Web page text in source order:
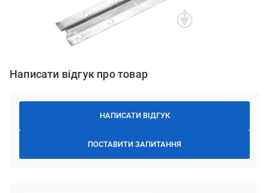
Написати відгук про товар
НАПИСАТИ ВІДГУК
ПОСТАВИТИ ЗАПИТАННЯ